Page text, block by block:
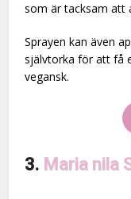
som är tacksam att
Sprayen kan även
självtorka för att få
vegansk.
3. Maria nila